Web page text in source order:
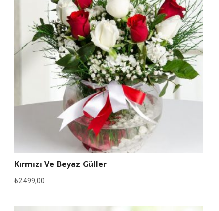
Kırmızı Ve Beyaz Güller
₺2.499,00